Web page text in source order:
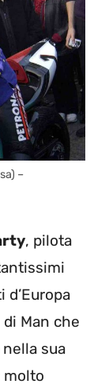
–
, pilota
Man che
sua
molto